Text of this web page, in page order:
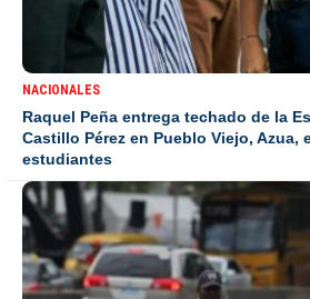
NACIONALES
Raquel Peña entrega techado de la
Castillo Pérez en Pueblo Viejo, Azua,
estudiantes